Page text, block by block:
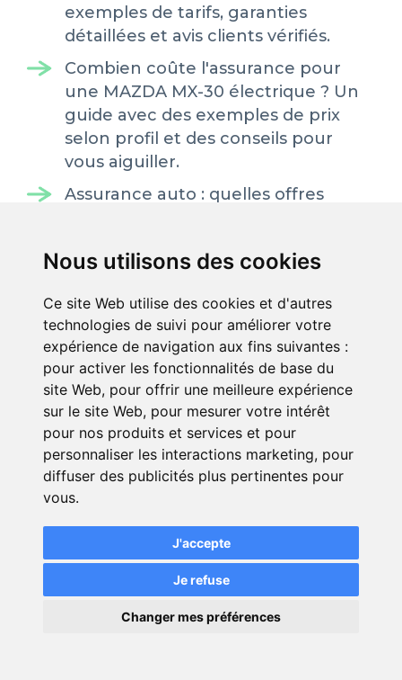
Nous utilisons des cookies
Ce site Web utilise des cookies et d'autres
technologies de suivi pour améliorer votre
expérience de navigation aux fins suivantes :
pour activer les fonctionnalités de base du
site Web, pour offrir une meilleure expérience
sur le site Web, pour mesurer votre intérêt
pour nos produits et services et pour
personnaliser les interactions marketing, pour
diffuser des publicités plus pertinentes pour
vous.
J'accepte
Je refuse
Changer mes préférences
exemples de tarifs, garanties
détaillées et avis clients vérifiés.
Combien coûte l'assurance pour
une MAZDA MX-30 électrique ? Un
guide avec des exemples de prix
selon profil et des conseils pour
vous aiguiller.
Assurance auto : quelles offres
selon différents profils.
JEEP AVENGER électrique : quel est
le prix de l'assurance auto ?
Plusieurs exemples de tarifs ainsi
que des témoignages vérifiés
d'assurés.
Retrouvez les formules et garanties
proposées par la MAIF pour
l'assurance auto.
Quel est le coût d'une assurance
auto pour une HONDA E NY1
électrique ? Découvrez de
nombreux exemples de prix
proposés par différents assureurs.